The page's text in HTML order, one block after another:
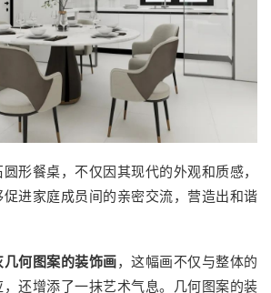
形餐桌，不仅因其现代的外观和质感，
促进家庭成员间的亲密交流，营造出和谐
几何图案的装饰画，这幅画不仅与整体的
还增添了一抹艺术气息。几何图案的装